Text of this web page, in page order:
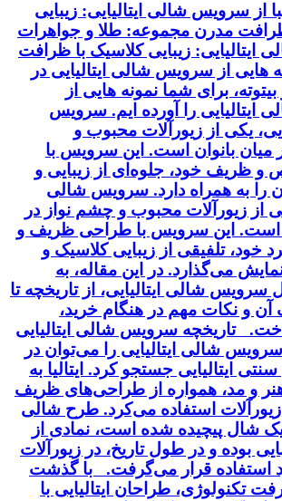
از سرویس شالی ایتالیایی: زیبایی
مدرن مجموعه: طلا و جواهرات
زیبایی کلاسیک با ظرافت
از سرویس شالی ایتالیایی در
بیتوته، برای شما نمونه هایی از
را آورده ایم. سرویس
یکی از زیورآلات محبوب و
میان بانوان است. این سرویس با
ظریف خود، جلوه‌ای از زیبایی و
را به همراه دارد. سرویس شالی
یکی از زیورآلات محبوب و چشم نواز در
است. این سرویس با طراحی ظریف و
خود، تلفیقی از زیبایی کلاسیک و
می‌گذارد. در این مقاله، به
شالی ایتالیایی، از تاریخچه تا
آن و نکات مهم در هنگام خرید،
تاریخچه سرویس شالی ایتالیایی
شالی ایتالیایی را می‌توان در
ایتالیایی جستجو کرد. ایتالیا به
و مد، همواره از طراحی‌های ظریف
زیورآلات استفاده می‌کرد. طرح شالی
شال پیچیده شده است، نمادی از
بوده و در طول تاریخ، در زیورآلات
استفاده قرار می‌گرفت. با گذشت
تکنولوژی، طراحان ایتالیایی با